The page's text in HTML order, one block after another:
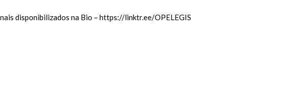
disponibilizados na Bio – https://linktr.ee/OPELEGIS